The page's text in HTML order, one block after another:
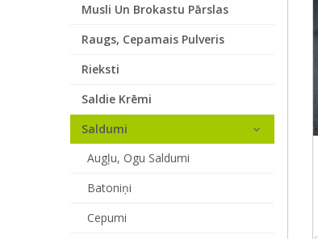
Musli Un Brokastu Pārslas
Raugs, Cepamais Pulveris
Rieksti
Saldie Krēmi
Saldumi
Augļu, Ogu Saldumi
Batoniņi
Cepumi